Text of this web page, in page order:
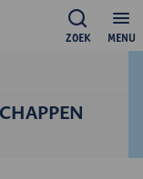
MENU
ZOEK